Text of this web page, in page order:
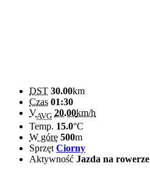
DST 30.00km
Czas 01:30
VAVG 20.00km/h
Temp. 15.0°C
W górę 500m
SprzętCiorny
Aktywność Jazda na rowerze